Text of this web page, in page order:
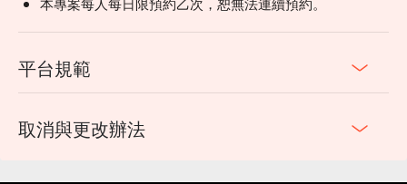
平台規範
取消與更改辦法